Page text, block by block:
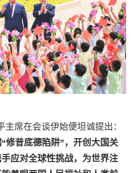
主席在会谈伊始便坦诚提出：
修昔底德陷阱”，开创大国关
应对全球性挑战，为世界注